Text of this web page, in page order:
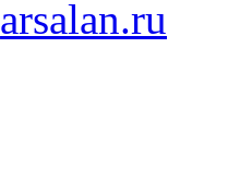
arsalan.ru